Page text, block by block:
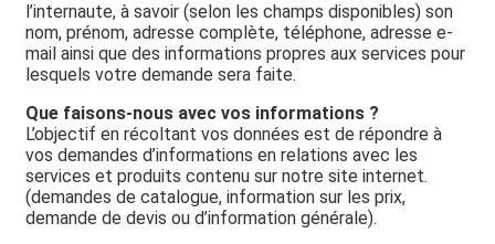
l’internaute, à savoir (selon les champs disponibles) son
nom, prénom, adresse complète, téléphone, adresse e-
mail ainsi que des informations propres aux services pour
lesquels votre demande sera faite.
Que faisons-nous avec vos informations ?
L’objectif en récoltant vos données est de répondre à
vos demandes d’informations en relations avec les
services et produits contenu sur notre site internet.
(demandes de catalogue, information sur les prix,
demande de devis ou d’information générale).